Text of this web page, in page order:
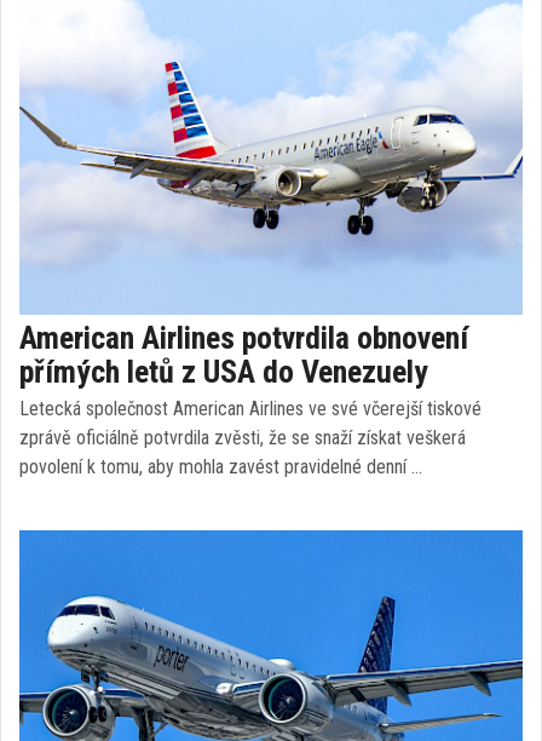
American Airlines potvrdila obnovení
přímých letů z USA do Venezuely
Letecká společnost American Airlines ve své včerejší tiskové
zprávě oficiálně potvrdila zvěsti, že se snaží získat veškerá
povolení k tomu, aby mohla zavést pravidelné denní …